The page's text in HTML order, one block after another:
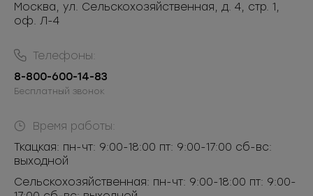
Москва, ул. Сельскохозяйственная, д. 4, стр. 1,
оф. Л-4
Телефоны:
8-800-600-14-83
Бесплатный звонок
Время работы:
Ткацкая: пн-чт: 9:00-18:00 пт: 9:00-17:00 сб-вс:
выходной
Сельскохозяйственная: пн-чт: 9:00-18:00 пт: 9:00-